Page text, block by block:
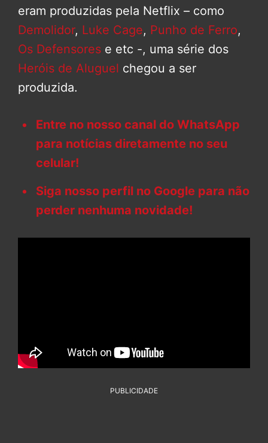
eram produzidas pela Netflix – como
Demolidor, Luke Cage, Punho de Ferro,
Os Defensores e etc -, uma série dos
Heróis de Aluguel chegou a ser
produzida.
Entre no nosso canal do WhatsApp
para notícias diretamente no seu
celular!
Siga nosso perfil no Google para não
perder nenhuma novidade!
PUBLICIDADE